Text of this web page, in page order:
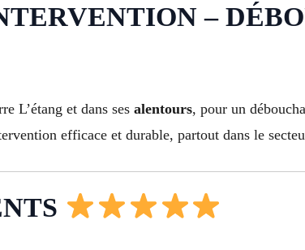
–
L’étang et dans ses alentours, pour un
efficace et durable, partout dans le